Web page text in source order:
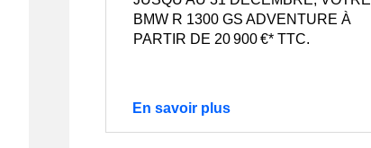
BMW R 1300 GS ADVENTURE À
PARTIR DE 20 900 €* TTC.
En savoir plus